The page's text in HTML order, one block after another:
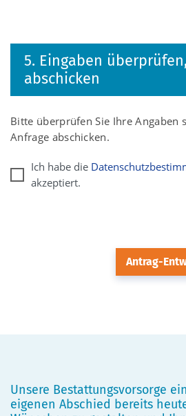
5. Eingaben
abschicken
Bitte überprüfen Sie Ihre Angaben
Anfrage abschicken.
Ich habe die
akzeptiert.
Unsere Bestattungsvorsorge
eigenen Abschied bereits